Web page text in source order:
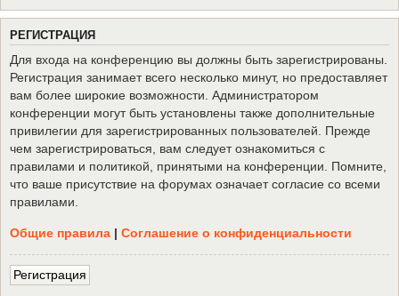
РЕГИСТРАЦИЯ
Для входа на конференцию вы должны быть зарегистрированы.
Регистрация занимает всего несколько минут, но предоставляет
вам более широкие возможности. Администратором
конференции могут быть установлены также дополнительные
привилегии для зарегистрированных пользователей. Прежде
чем зарегистрироваться, вам следует ознакомиться с
правилами и политикой, принятыми на конференции. Помните,
что ваше присутствие на форумах означает согласие со всеми
правилами.
Общие правила | Соглашение о конфиденциальности
Регистрация